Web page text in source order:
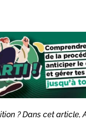
? Dans cet article,